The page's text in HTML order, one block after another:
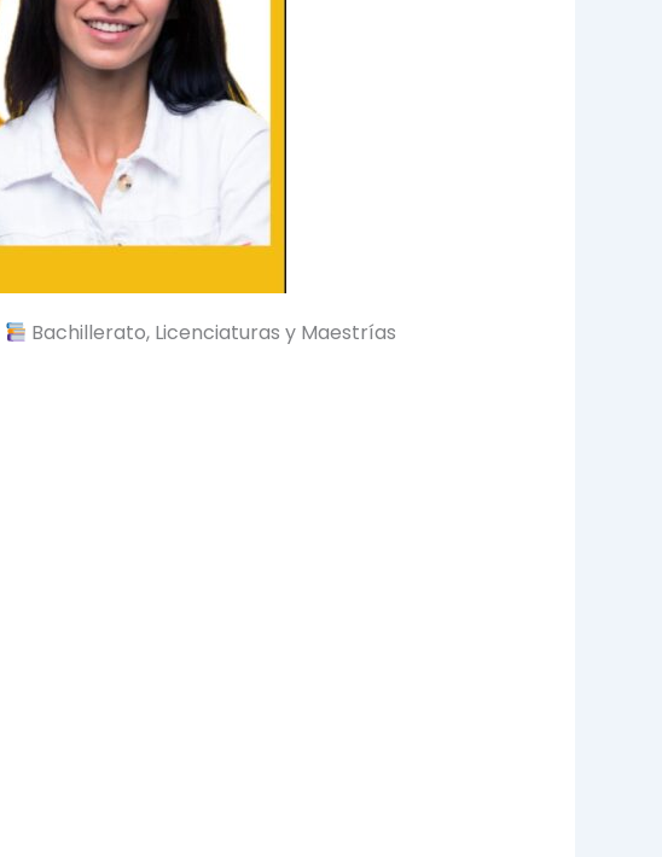
Bachillerato, Licenciaturas y Maestrías